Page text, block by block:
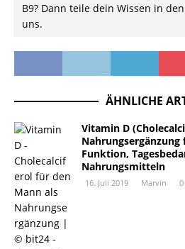
B9? Dann teile dein Wissen in
uns.
ÄHNLICHE
Vitamin D
Funktion,
Nahrungsmitteln
16. Juli 2019 Marvin 0